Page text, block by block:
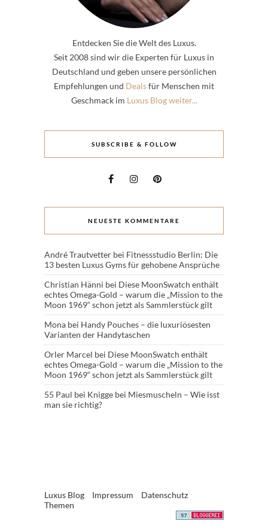
Entdecken Sie die Welt des Luxus.
Seit 2008 sind wir die Experten für Luxus in
Deutschland und geben unsere persönlichen
Empfehlungen und Dealsfür Menschen mit
Geschmack im Luxus Blog weiter...
SUBSCRIBE & FOLLOW
NEUESTE KOMMENTARE
André Trautvetter bei Fitnessstudio Berlin: Die
13 besten Luxus Gyms für gehobene Ansprüche
Christian Hänni bei Diese MoonSwatch enthält
echtes Omega-Gold – warum die „Mission to the
Moon 1969“ schon jetzt als Sammlerstück gilt
Mona bei Handy Pouches – die luxuriösesten
Varianten der Handytaschen
Orler Marcel bei Diese MoonSwatch enthält
echtes Omega-Gold – warum die „Mission to the
Moon 1969“ schon jetzt als Sammlerstück gilt
55 Paul bei Knigge bei Miesmuscheln – Wie isst
man sie richtig?
Luxus Blog Impressum
Datenschutz
Themen